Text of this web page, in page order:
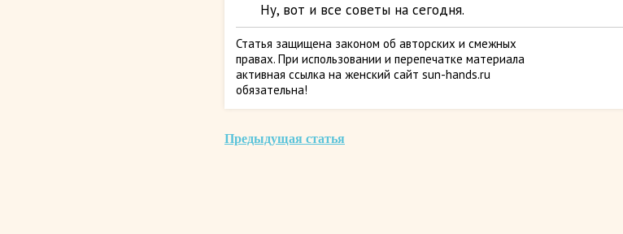
Ну, вот и все советы на сегодня.
Статья защищена законом об авторских и смежных
правах. При использовании и перепечатке материала
активная ссылка на женский сайт sun-hands.ru
обязательна!
Предыдущая статья